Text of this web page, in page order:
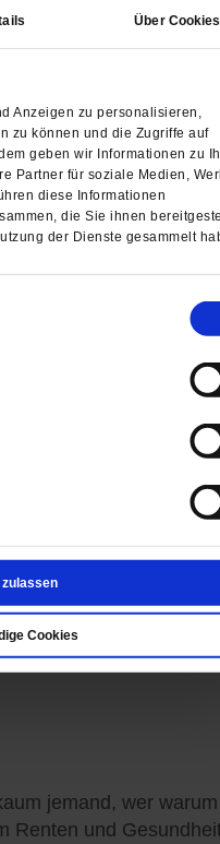
Über Cookies
Anzeigen zu personalisieren,
zu können und die Zugriffe auf
geben wir Informationen zu
Partner für soziale Medien,
diese Informationen
die Sie ihnen
der Dienste gesammelt
Cookies
Farce
jemand, wer
Renten und
jemand, wer
Renten und